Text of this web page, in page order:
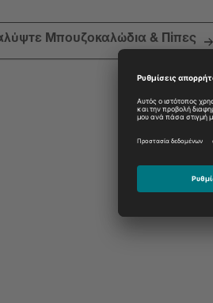
Μπουζοκαλώδια & Πίπες